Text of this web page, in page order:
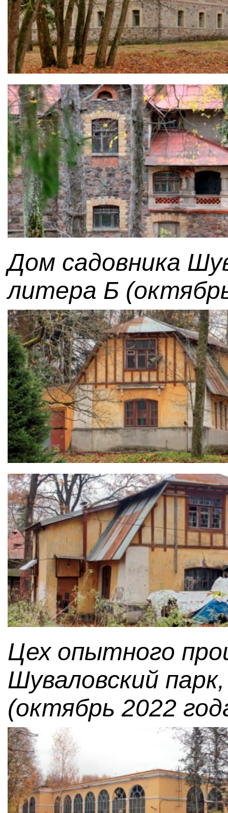
Дом садовника
литера Б
Цех опытного
Шуваловский
(октябрь 2022